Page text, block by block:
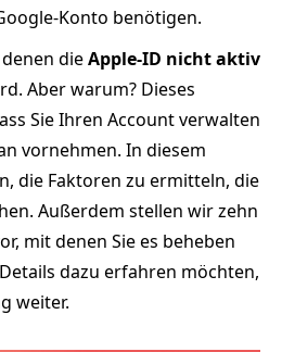
benötigen.
dieApple-ID nicht aktiv
Aber warum? Dieses
Sie Ihren Account verwalten
vornehmen. In diesem
die Faktoren zu ermitteln, die
Außerdem stellen wir zehn
mit denen Sie es beheben
dazu erfahren möchten,
weiter.